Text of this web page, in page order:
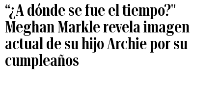
“¿A dónde se fue el tiempo?"
Meghan Markle revela imagen
actual de su hijo Archie por su
cumpleaños